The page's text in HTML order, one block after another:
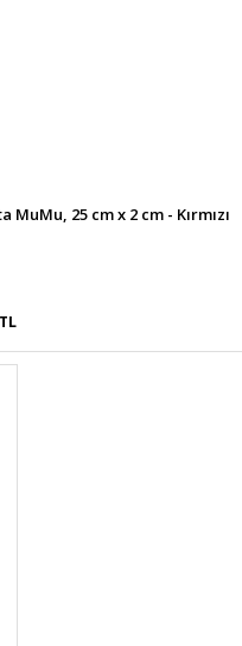
25 cm x 2 cm - Kırmızı